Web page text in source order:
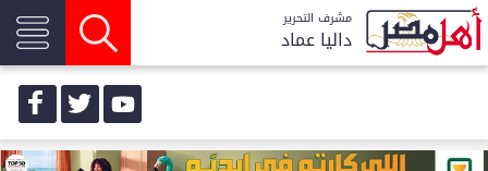
مشرف التحرير
داليا عماد